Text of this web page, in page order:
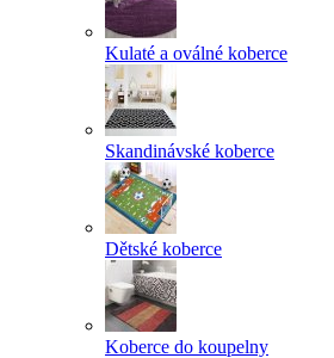
Kulaté a oválné koberce
Skandinávské koberce
Dětské koberce
Koberce do koupelny